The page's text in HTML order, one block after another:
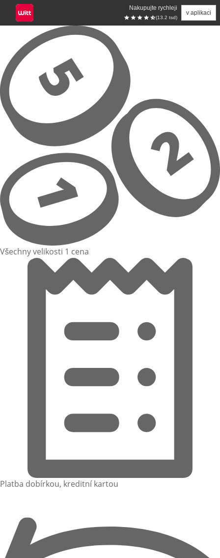
Nakupujte rychleji
(13.2 tsd)
v aplikaci
Přeskočit na hlavní obsah
Všechny velikosti 1 cena
Platba dobírkou, kreditní kartou